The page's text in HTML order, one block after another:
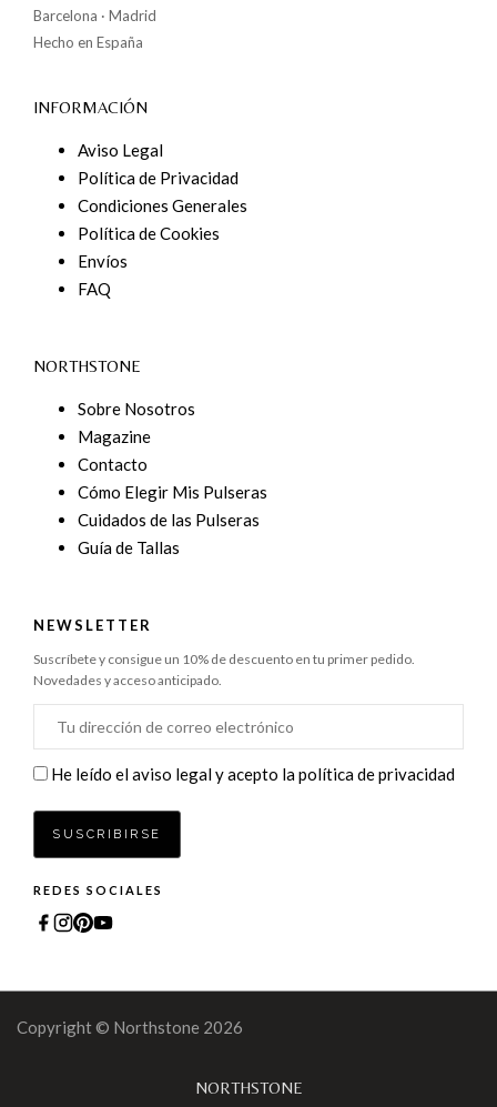
Barcelona · Madrid
Hecho en España
INFORMACIÓN
Aviso Legal
Política de Privacidad
Condiciones Generales
Política de Cookies
Envíos
FAQ
NORTHSTONE
Sobre Nosotros
Magazine
Contacto
Cómo Elegir Mis Pulseras
Cuidados de las Pulseras
Guía de Tallas
NEWSLETTER
Suscríbete y consigue un 10% de descuento en tu primer pedido.
Novedades y acceso anticipado.
He leído el aviso legal y acepto la política de privacidad
REDES SOCIALES
Copyright © Northstone 2026
NORTHSTONE